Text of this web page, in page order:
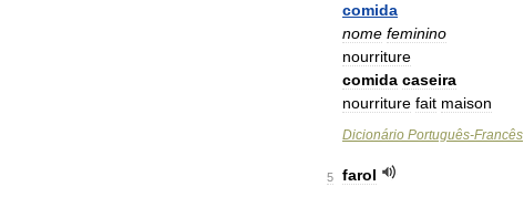
comida
nome feminino
nourriture
comida caseira
nourriture fait maison
Dicionário Português-Francês
5
farol